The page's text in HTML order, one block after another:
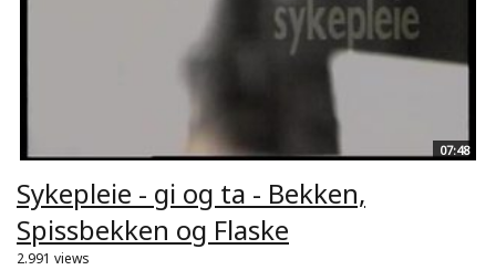
07:48
Sykepleie - gi og ta - Bekken,
Spissbekken og Flaske
2.991 views